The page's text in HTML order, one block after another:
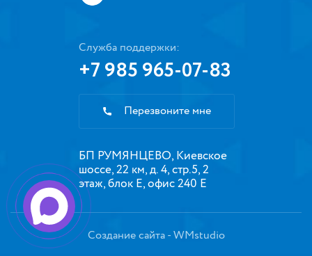
Служба поддержки:
+7 985 965-07-83
Перезвоните мне
БП РУМЯНЦЕВО, Киевское
шоссе, 22 км, д. 4, стр.5, 2
этаж, блок Е, офис 240 Е
Создание сайта- WMstudio